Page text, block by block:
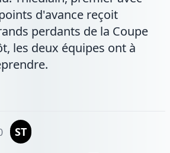
d'avance reçoit
perdants de la Coupe
les deux équipes ont à
ST